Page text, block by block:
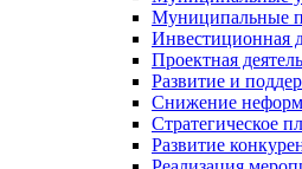
Муниципальные
Инвестиционная
Проектная
Развитие и
Снижение
Стратегическое
Развитие